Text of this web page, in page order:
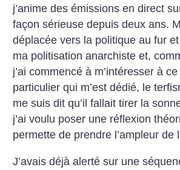
j’anime des émissions en direct
façon sérieuse depuis deux ans.
déplacée vers la politique au fur
ma politisation anarchiste et,
j’ai commencé à m’intéresser à
particulier qui m’est dédié, le
me suis dit qu’il fallait tirer la
j’ai voulu poser une réflexion
permette de prendre l’ampleur de
J’avais déjà alerté sur une